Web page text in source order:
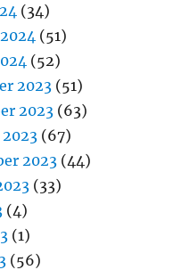
(34)
(51)
(52)
2023 (51)
2023 (63)
(67)
2023 (44)
(33)
(4)
(1)
(56)